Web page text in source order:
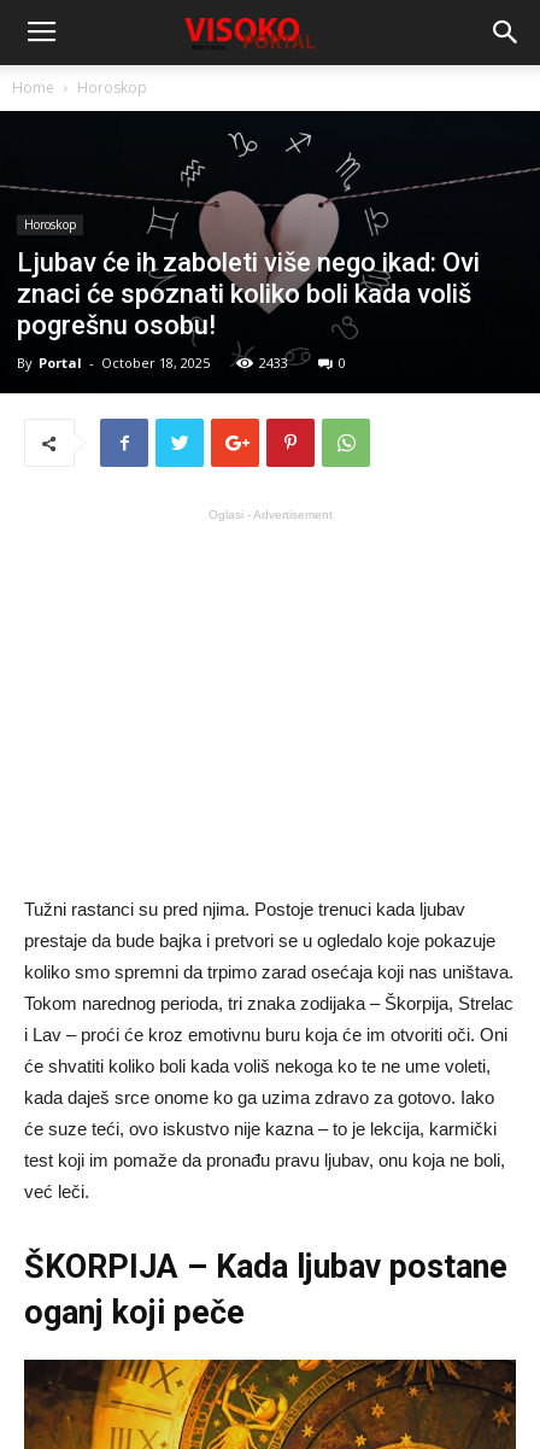
Home Horoskop
Horoskop
Ljubav će ih zaboleti više nego ikad: Ovi
znaci će spoznati koliko boli kada voliš
pogrešnu osobu!
By Portal - October 18, 2025 2433 0
Oglasi - Advertisement
Tužni rastanci su pred njima. Postoje trenuci kada ljubav
prestaje da bude bajka i pretvori se u ogledalo koje pokazuje
koliko smo spremni da trpimo zarad osećaja koji nas uništava.
Tokom narednog perioda, tri znaka zodijaka – Škorpija, Strelac
i Lav – proći će kroz emotivnu buru koja će im otvoriti oči. Oni
će shvatiti koliko boli kada voliš nekoga ko te ne ume voleti,
kada daješ srce onome ko ga uzima zdravo za gotovo. Iako
će suze teći, ovo iskustvo nije kazna – to je lekcija, karmički
test koji im pomaže da pronađu pravu ljubav, onu koja ne boli,
već leči.
ŠKORPIJA – Kada ljubav postane
oganj koji peče